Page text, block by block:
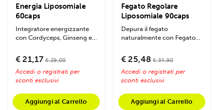
Energia Liposomiale
60caps
Integratore energizzante
con Cordyceps, Ginseng e
liposomiale....
€ 21,17 € 29,00
Accedi o registrati per
sconti esclusivi
Aggiungi al Carrello
Fegato Regolare
Liposomiale 90caps
Depura il fegato
naturalmente con Fegato
blend liposomiale unico...
€ 25,48 € 34,90
Accedi o registrati per
sconti esclusivi
Aggiungi al Carrello